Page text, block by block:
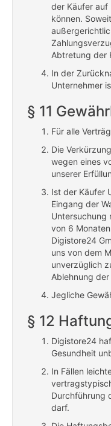
der Käufer auf
können.
Abtretung der
In der
Unternehmer
§ 11
Für alle
Die
wegen eines
unserer
Ist der Käufer
Eingang der
Untersuchung
von 6
Digistore24
uns von dem
unverzüglich
Ablehnung
Jegliche
§ 12
Digistore24
Gesundheit
In Fällen
Durchführung
darf.